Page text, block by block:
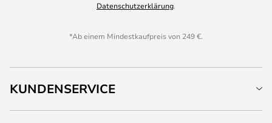
Datenschutzerklärung.
*Ab einem Mindestkaufpreis von 249 €.
KUNDENSERVICE